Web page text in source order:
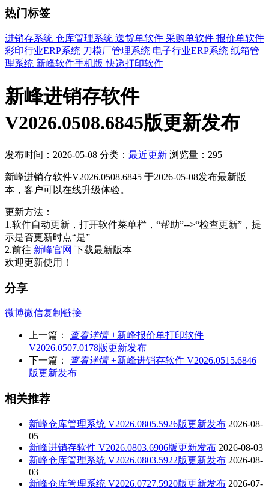
热门标签
进销存系统 仓库管理系统 送货单软件 采购单软件 报价单软件
彩印行业ERP系统 刀模厂管理系统 电子行业ERP系统 纸箱管
理系统 新峰软件手机版快递打印软件
新峰进销存软件
V2026.0508.6845版更新发布
发布时间：2026-05-08 分类： 最近更新 浏览量：295
新峰进销存软件V2026.0508.6845 于2026-05-08发布最新版
本，客户可以在线升级体验。
更新方法：
1.软件自动更新，打开软件菜单栏，“帮助”-->“检查更新”，提
示是否更新时点“是”
2.前往 新峰官网 下载最新版本
欢迎更新使用！
分享
微博微信复制链接
上一篇： 查看详情 +新峰报价单打印软件
V2026.0507.0178版更新发布
下一篇：
查看详情 +新峰进销存软件 V2026.0515.6846
版更新发布
相关推荐
新峰仓库管理系统 V2026.0805.5926版更新发布 2026-08-
05
新峰进销存软件 V2026.0803.6906版更新发布 2026-08-03
新峰仓库管理系统 V2026.0803.5922版更新发布 2026-08-
03
新峰仓库管理系统 V2026.0727.5920版更新发布 2026-07-